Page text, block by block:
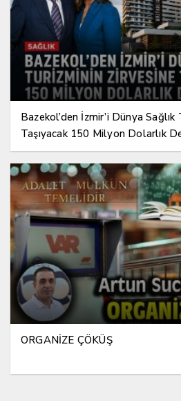
Bazekol’den İzmir’i Dünya
Taşıyacak 150 Milyon Dolarlık
ORGANİZE ÇÖKÜŞ